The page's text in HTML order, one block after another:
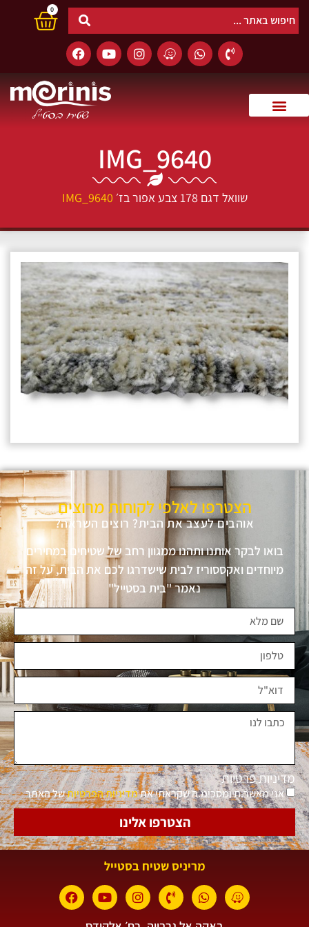
0
IMG_9640
שוואל דגם 178 צבע אפור בז׳ IMG_9640
הצטרפו לאלפי לקוחות מרוצים
אוהבים לעצב את הבית? רוצים השראה?
בואו לבקר אותנו ותהנו ממגוון רחב של שטיחים במחירים
מיוחדים ואקססוריז לבית שישדרגו לכם את הבית, על זה
נאמר "בית בסטייל"
מדיניות פרטיות
אני מאשר.ת ומסכימ.ה שקראתי אתמדיניות הפרטיותשל האתר
הצטרפו אלינו
מריניס שטיח בסטייל